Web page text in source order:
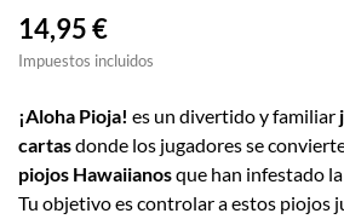
14,95 €
Impuestos incluidos
¡Aloha Pioja! es un divertido y familiar
cartasdonde los jugadores se
piojos Hawaiianosque han infestado
Tu objetivo es controlar a estos piojos